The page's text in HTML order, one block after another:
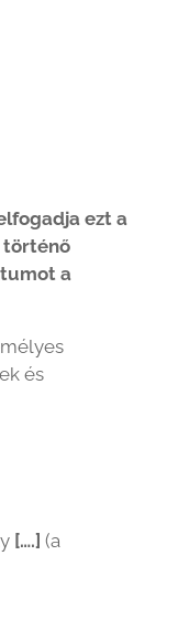
ezt a
történő
a
és
[….] (a